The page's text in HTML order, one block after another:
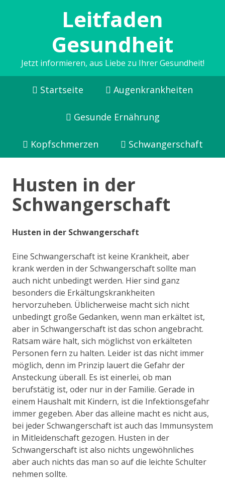
Leitfaden
Gesundheit
Jetzt informieren, aus Liebe zu Ihrer Gesundheit!
Startseite Augenkrankheiten
Gesunde Ernährung
Kopfschmerzen Schwangerschaft
Husten in der
Schwangerschaft
Husten in der Schwangerschaft
Eine Schwangerschaft ist keine Krankheit, aber
krank werden in der Schwangerschaft sollte man
auch nicht unbedingt werden. Hier sind ganz
besonders die Erkältungskrankheiten
hervorzuheben. Üblicherweise macht sich nicht
unbedingt große Gedanken, wenn man erkältet ist,
aber in Schwangerschaft ist das schon angebracht.
Ratsam wäre halt, sich möglichst von erkälteten
Personen fern zu halten. Leider ist das nicht immer
möglich, denn im Prinzip lauert die Gefahr der
Ansteckung überall. Es ist einerlei, ob man
berufstätig ist, oder nur in der Familie. Gerade in
einem Haushalt mit Kindern, ist die Infektionsgefahr
immer gegeben. Aber das alleine macht es nicht aus,
bei jeder Schwangerschaft ist auch das Immunsystem
in Mitleidenschaft gezogen. Husten in der
Schwangerschaft ist also nichts ungewöhnliches
aber auch nichts das man so auf die leichte Schulter
nehmen sollte.